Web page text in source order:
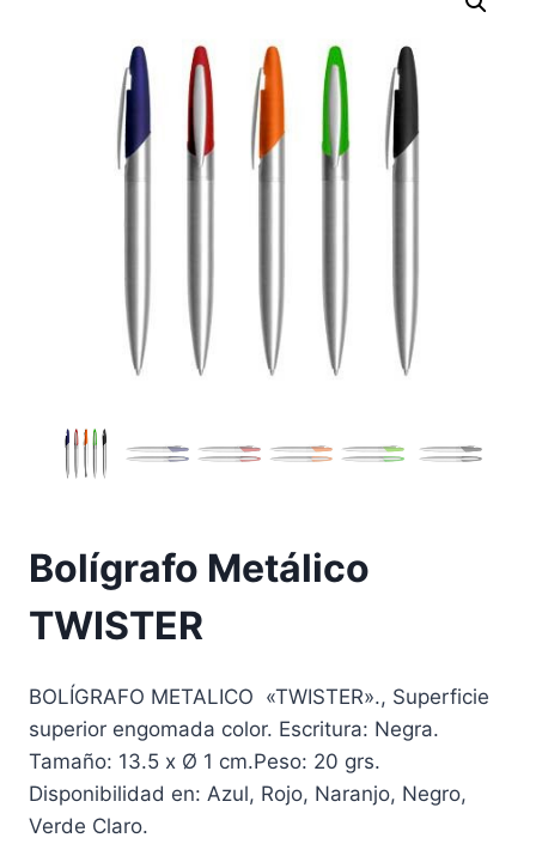
Bolígrafo Metálico
TWISTER
BOLÍGRAFO METALICO «TWISTER»., Superficie
superior engomada color. Escritura: Negra.
Tamaño: 13.5 x Ø 1 cm.Peso: 20 grs.
Disponibilidad en: Azul, Rojo, Naranjo, Negro,
Verde Claro.